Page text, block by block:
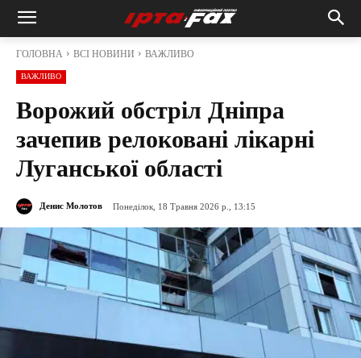
ГОЛОВНА ВСІ НОВИНИ ВАЖЛИВО
ВАЖЛИВО
Ворожий обстріл Дніпра
зачепив релоковані лікарні
Луганської області
Денис Молотов Понеділок, 18 Травня 2026 р., 13:15